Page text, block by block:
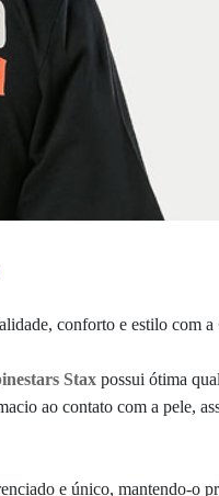
conforto e estilo com a
Stax possui ótima
ao contato com a pele,
e único, mantendo-o